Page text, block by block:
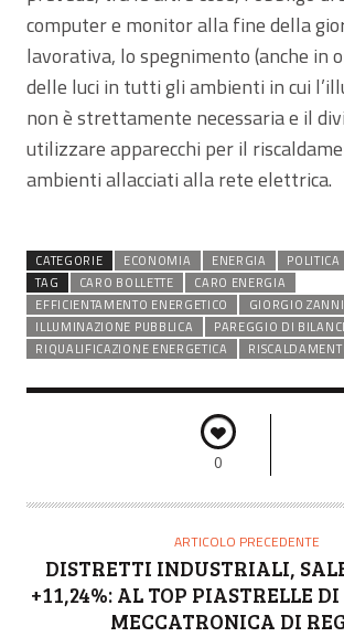
computer e monitor alla fine della
lavorativa, lo spegnimento (anche in
delle luci in tutti gli ambienti in cui
non è strettamente necessaria e il
utilizzare apparecchi per il
ambienti allacciati alla rete elettrica.
CATEGORIE ECONOMIA ENERGIA POLITICA
TAG
CARO BOLLETTE
CARO ENERGIA
EFFICIENTAMENTO ENERGETICO
GIORGIO ZANNI
ILLUMINAZIONE PUBBLICA
PAREGGIO DI
RIQUALIFICAZIONE ENERGETICA
0
ARTICOLO PRECEDENTE
DISTRETTI INDUSTRIALI,
+11,24%: AL TOP PIASTRELLE DI
MECCATRONICA DI